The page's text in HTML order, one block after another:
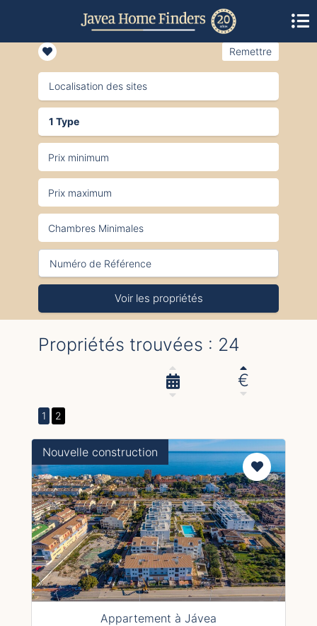
Remettre
Localisation des sites
1 Type
Voir les propriétés
Propriétés trouvées : 24
€
1 2
Nouvelle construction
Appartement à Jávea